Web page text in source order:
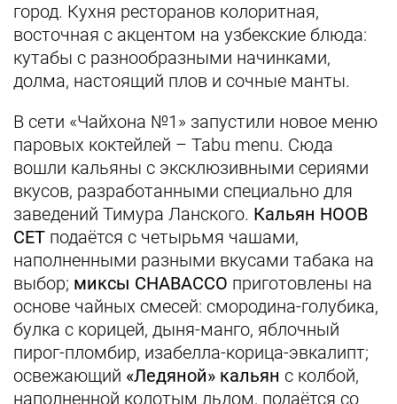
город. Кухня ресторанов колоритная,
восточная с акцентом на узбекские блюда:
кутабы с разнообразными начинками,
долма, настоящий плов и сочные манты.
В сети «Чайхона №1» запустили новое меню
паровых коктейлей – Tabu menu. Сюда
вошли кальяны с эксклюзивными сериями
вкусов, разработанными специально для
заведений Тимура Ланского. Кальян HOOB
СЕТ подаётся с четырьмя чашами,
наполненными разными вкусами табака на
выбор; миксы CHABACCO приготовлены на
основе чайных смесей: смородина-голубика,
булка с корицей, дыня-манго, яблочный
пирог-пломбир, изабелла-корица-эвкалипт;
освежающий «Ледяной» кальян с колбой,
наполненной колотым льдом, подаётся со